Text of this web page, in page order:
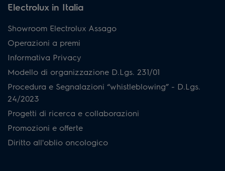
Electrolux in Italia
Showroom Electrolux Assago
Operazioni a premi
Informativa Privacy
Modello di organizzazione D.Lgs. 231/01
Procedura e Segnalazioni “whistleblowing” - D.Lgs.
24/2023
Progetti di ricerca e collaborazioni
Promozioni e offerte
Diritto all'oblio oncologico